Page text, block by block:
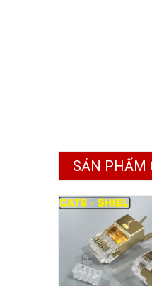
SẢN PHẨM